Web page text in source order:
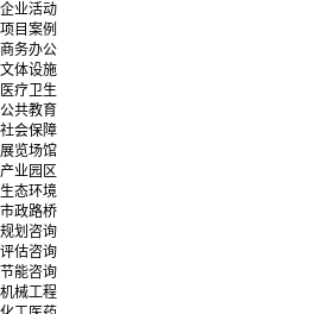
企业活动
项目案例
商务办公
文体设施
医疗卫生
公共教育
社会保障
展览场馆
产业园区
生态环境
市政路桥
规划咨询
评估咨询
节能咨询
机械工程